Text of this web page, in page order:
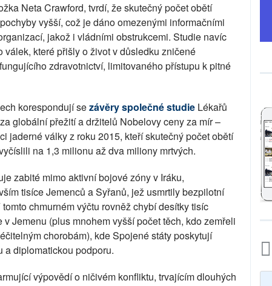
Neta Crawford, tvrdí, že skutečný počet obětí
vyšší, což je dáno omezenými informačními
jakož i vládními obstrukcemi. Studie navíc
válek, které přišly o život v důsledku zničené
zdravotnictví, limitovaného přístupu k pitné
korespondují sezávěry společné studie Lékařů
globální přežití a držitelů Nobelovy ceny za mír –
jaderné války z roku 2015, kteří skutečný počet obětí
na 1,3 milionu až dva miliony mrtvých.
zabité mimo aktivní bojové zóny v Iráku,
tisíce Jemenců a Syřanů, jež usmrtily bezpilotní
chmurném výčtu rovněž chybí desítky tisíc
Jemenu (plus mnohem vyšší počet těch, kdo zemřeli
chorobám), kde Spojené státy poskytují
a diplomatickou podporu.
výpovědí o ničivém konfliktu, trvajícím dlouhých